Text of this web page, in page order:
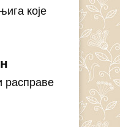
које
расправе